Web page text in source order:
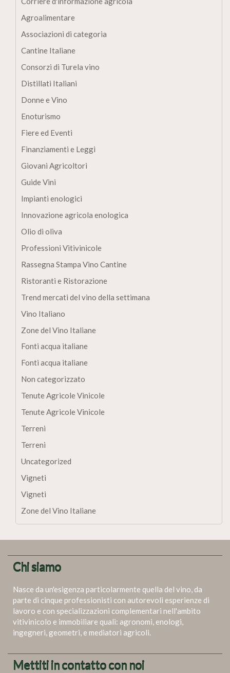
Agroalimentare
Associazioni di categoria
Cantine Italiane
Consorzi di Turela vino
Distillati Italiani
Donne e Vino
Enoturismo
Fiere ed Eventi
Finanziamenti e Leggi
Giovani Agricoltori
Guide Vini
Impianti enologici
Innovazione agricola enologica
Olio di oliva
Professioni Vitivinicole
Rassegna Stampa Vino Cantine
Ristoranti e Ristorazione
Trend mercati del vino della settimana
Vino Italiano
Zone del Vino Italiane
Fonti acqua italiane
Fonti acqua italiane
Non categorizzato
Tenute Agricole Vinicole
Tenute Agricole Vinicole
Terreni
Terreni
Uncategorized
Vigneti
Vigneti
Zone del Vino Italiane
Chi siamo
Nasce da un'esigenza particolarmente quella del vino, da
parte di cinque professionisti con autorevoli esperienze di
lavoro e con specializzazioni complementari nell'ambito
vitivinicolo e immobiliare quali: agronomi, enologi,
ingegneri, geometri, e mediatori agricoli.
Mettiti in contatto con noi